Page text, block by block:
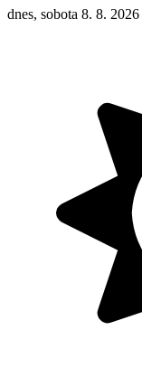
dnes, sobota 8. 8. 2026